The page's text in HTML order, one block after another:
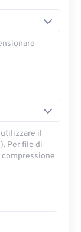
utilizzare il
Per file di